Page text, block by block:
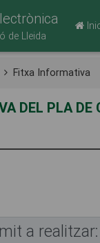
de Lleida
Fitxa Informativa
DEL PLA
a realitzar: